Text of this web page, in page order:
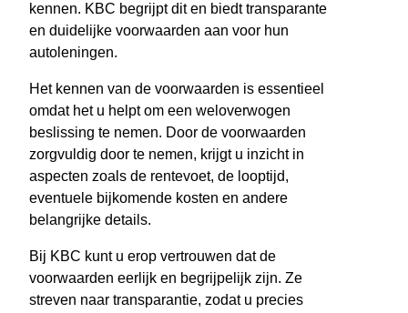
kennen. KBC begrijpt dit en biedt transparante
en duidelijke voorwaarden aan voor hun
autoleningen.
Het kennen van de voorwaarden is essentieel
omdat het u helpt om een weloverwogen
beslissing te nemen. Door de voorwaarden
zorgvuldig door te nemen, krijgt u inzicht in
aspecten zoals de rentevoet, de looptijd,
eventuele bijkomende kosten en andere
belangrijke details.
Bij KBC kunt u erop vertrouwen dat de
voorwaarden eerlijk en begrijpelijk zijn. Ze
streven naar transparantie, zodat u precies